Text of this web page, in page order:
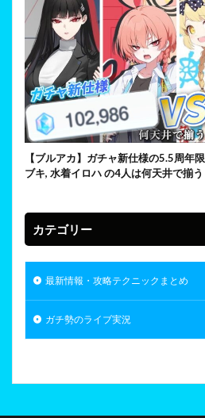
【ブルアカ】ガチャ新仕様の5.5周年
ブキ, 水着イロハ の4人は何天井で揃
カテゴリー
最新情報・攻略テクニックまとめ
ガチ勢のライブ実況